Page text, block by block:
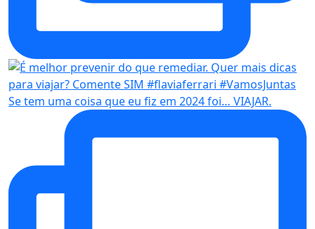
Se tem uma coisa que eu fiz em 2024 foi… VIAJAR.